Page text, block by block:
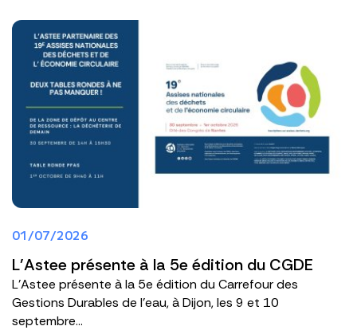
01/07/2026
L'Astee présente à la 5e édition du CGDE
L'Astee présente à la 5e édition du Carrefour des
Gestions Durables de l'eau, à Dijon, les 9 et 10
septembre...